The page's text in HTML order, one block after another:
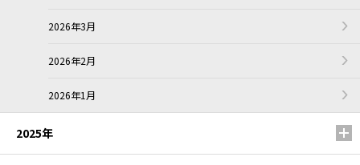
2026年3月
2026年2月
2026年1月
2025年